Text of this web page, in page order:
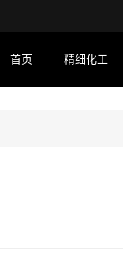
首页 精细化工